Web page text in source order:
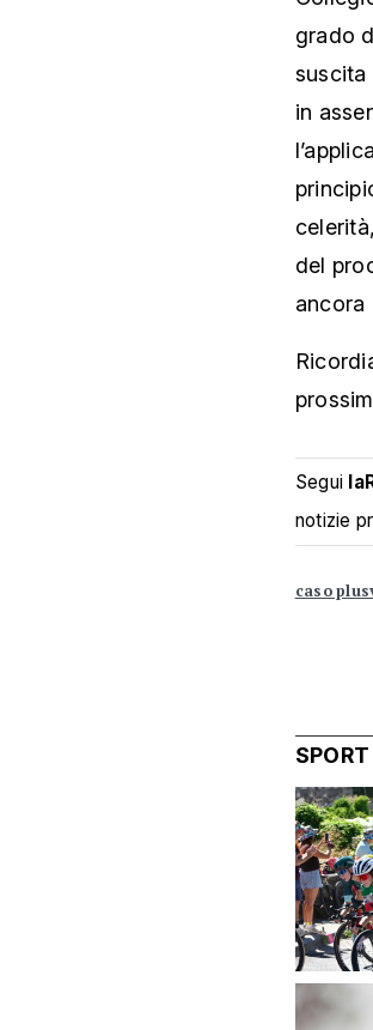
grado
suscita
in
del
ancora
Segui
notizie
caso
SPORT